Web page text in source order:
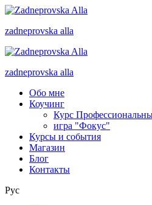
zadneprovska alla
zadneprovska alla
Обо мне
Коучинг
Курс
игра "Фокус"
Курсы и события
Магазин
Блог
Контакты
Рус